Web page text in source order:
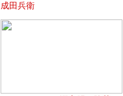
成田兵衛